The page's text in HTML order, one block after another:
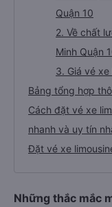
Quận 10
2. Về chất
Minh Quận
3. Giá vé xe
Bảng tổng hợp
Cách đặt vé xe
nhanh và uy tín
Đặt vé xe
Những thắc mắc